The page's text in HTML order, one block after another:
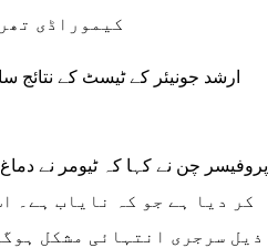
کیموراڈی
ارشد جونیئر کے ٹیسٹ کے نتائج
کر دیا ہے جو کہ نایاب ہے۔
ذیل سرجری انتہائی مشکل